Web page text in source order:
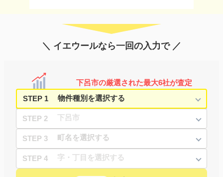
＼ イエウールなら一回の入力で ／
下呂市の厳選された最大6社が査定
STEP 1
STEP 2
STEP 3
STEP 4